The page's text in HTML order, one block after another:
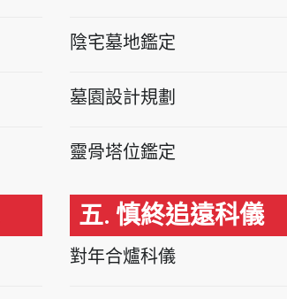
陰宅墓地鑑定
墓園設計規劃
靈骨塔位鑑定
五. 慎終追遠科儀
對年合爐科儀